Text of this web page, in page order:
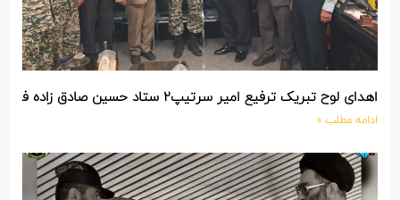
اهدای لوح تبریک ترفیع امیر سرتیپ۲ ستاد حسین صادق زاده فرمانده تیپ ۲۵ واکنش سریع شهید آبگون نزاجا مستقر در تبریز
ادامه مطلب »